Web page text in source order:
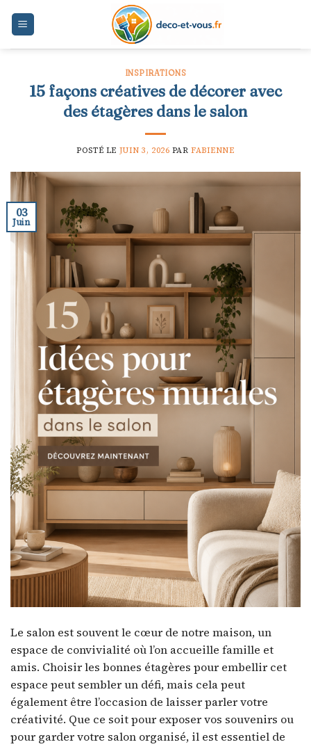
INSPIRATIONS
15 façons créatives de décorer avec
des étagères dans le salon
POSTÉ LE JUIN 3, 2026 PARFABIENNE
03
Juin
Le salon est souvent le cœur de notre maison, un
espace de convivialité où l’on accueille famille et
amis. Choisir les bonnes étagères pour embellir cet
espace peut sembler un défi, mais cela peut
également être l’occasion de laisser parler votre
créativité. Que ce soit pour exposer vos souvenirs ou
pour garder votre salon organisé, il est essentiel de